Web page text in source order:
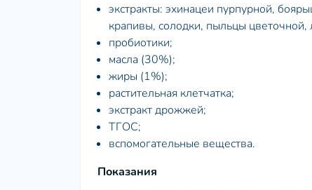
экстракты: эхинацеи пурпурной,
крапивы, солодки, пыльцы цветочной,
пробиотики;
масла (30%);
жиры (1%);
растительная клетчатка;
экстракт дрожжей;
ТГОС;
вспомогательные вещества.
Показания